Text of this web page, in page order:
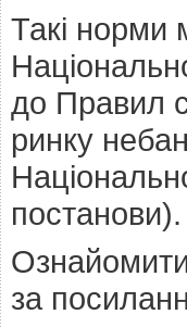
Такі норми
до Правил
ринку
постанови).
за